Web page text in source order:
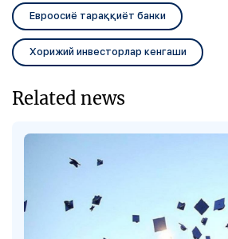
Евроосиё тараққиёт банки
Хорижий инвесторлар кенгаши
Related news